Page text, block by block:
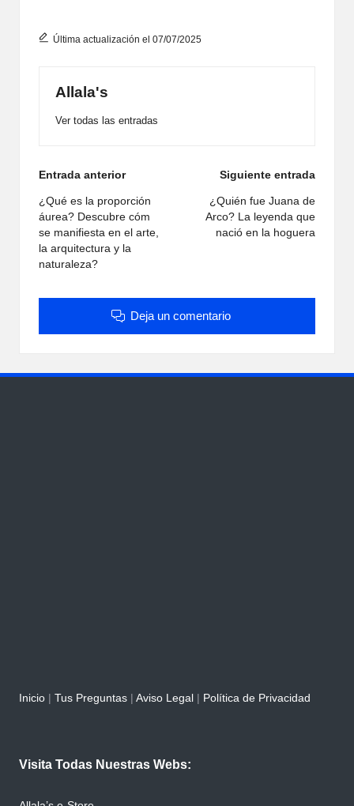
Última actualización el 07/07/2025
Allala's
Ver todas las entradas
Navegación
de
entradas
Entrada anterior
¿Qué es la proporción
áurea? Descubre cóm
se manifiesta en el arte,
la arquitectura y la
naturaleza?
Siguiente entrada
¿Quién fue Juana de
Arco? La leyenda que
nació en la hoguera
Deja un comentario
Inicio Tus Preguntas Aviso Legal Política de Privacidad
Visita Todas Nuestras Webs: